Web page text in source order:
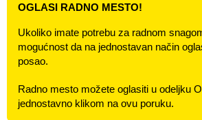
OGLASI RADNO MESTO!
Ukoliko imate potrebu za radnom
mogućnost da na jednostavan način
posao.
Radno mesto možete oglasiti u odeljku
jednostavno klikom na ovu poruku.